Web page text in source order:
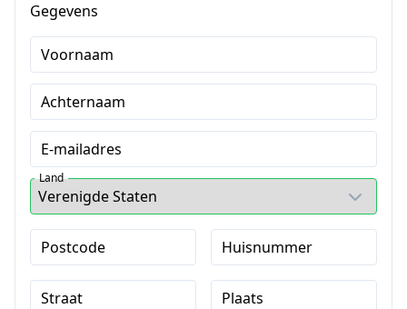
Gegevens
Voornaam
Achternaam
E-mailadres
Land
Postcode Huisnummer
Straat Plaats